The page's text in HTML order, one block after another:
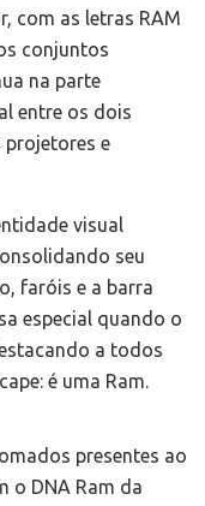
com as letras RAM
conjuntos
na parte
entre os dois
e
visual
seu
faróis e a barra
especial quando o
a todos
é uma Ram.
presentes ao
o DNA Ram da